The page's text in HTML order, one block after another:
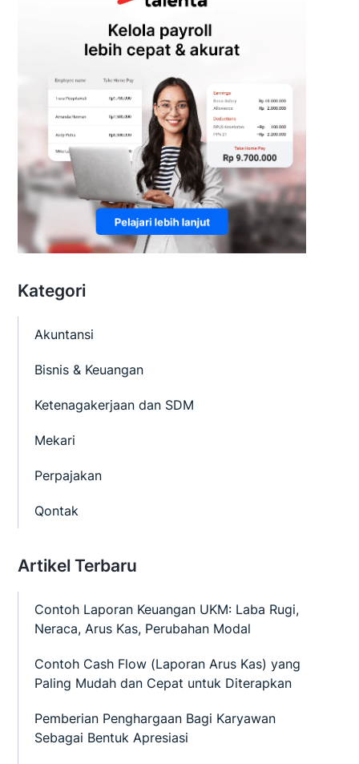
Kategori
Akuntansi
Bisnis & Keuangan
Ketenagakerjaan dan SDM
Mekari
Perpajakan
Qontak
Artikel Terbaru
Contoh Laporan Keuangan UKM: Laba Rugi,
Neraca, Arus Kas, Perubahan Modal
Contoh Cash Flow (Laporan Arus Kas) yang
Paling Mudah dan Cepat untuk Diterapkan
Pemberian Penghargaan Bagi Karyawan
Sebagai Bentuk Apresiasi